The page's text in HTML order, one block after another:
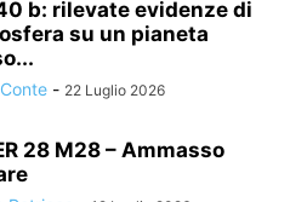
b: rilevate evidenze di
su un pianeta
- 22 Luglio 2026
28 M28 – Ammasso